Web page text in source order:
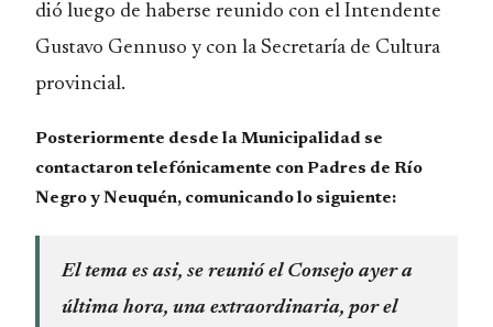
dió luego de haberse reunido con el Intendente
Gustavo Gennuso y con la Secretaría de Cultura
provincial.
Posteriormente desde la Municipalidad se
contactaron telefónicamente con Padres de Río
Negro y Neuquén, comunicando lo siguiente:
El tema es asi, se reunió el Consejo ayer a
última hora, una extraordinaria, por el